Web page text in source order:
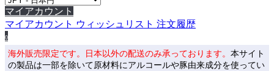
マイアカウント
マイアカウント ウィッシュリスト 注文履歴
0
海外販売限定です。日本以外の配送のみ承っております。 本サイト
の製品は一部を除いて原材料にアルコールや豚由来成分を使ってい